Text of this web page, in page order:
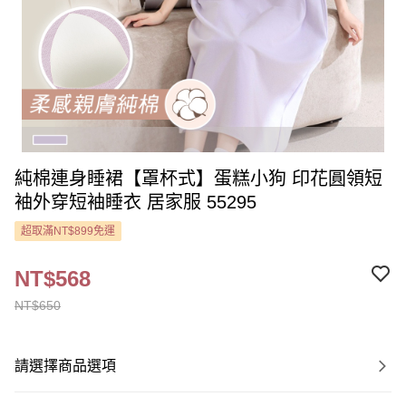
純棉連身睡裙【罩杯式】蛋糕小狗 印花圓領短
袖外穿短袖睡衣 居家服 55295
超取滿NT$899免運
NT$650
NT$568
請選擇商品選項